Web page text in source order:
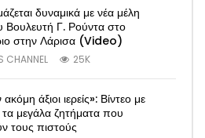
δυναμικά με νέα μέλη
Βουλευτή Γ. Ρούντα στο
στην Λάρισα (Video)
CHANNEL 25K
άξιοι ιερείς»: Βίντεο με
μεγάλα ζητήματα που
τους πιστούς